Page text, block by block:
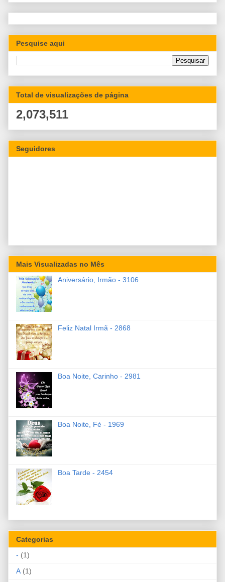
Pesquise aqui
Total de visualizações de página
2,073,511
Seguidores
Mais Visualizadas no Mês
Aniversário, Irmão - 3106
Feliz Natal Irmã - 2868
Boa Noite, Carinho - 2981
Boa Noite, Fé - 1969
Boa Tarde - 2454
Categorias
- (1)
A (1)